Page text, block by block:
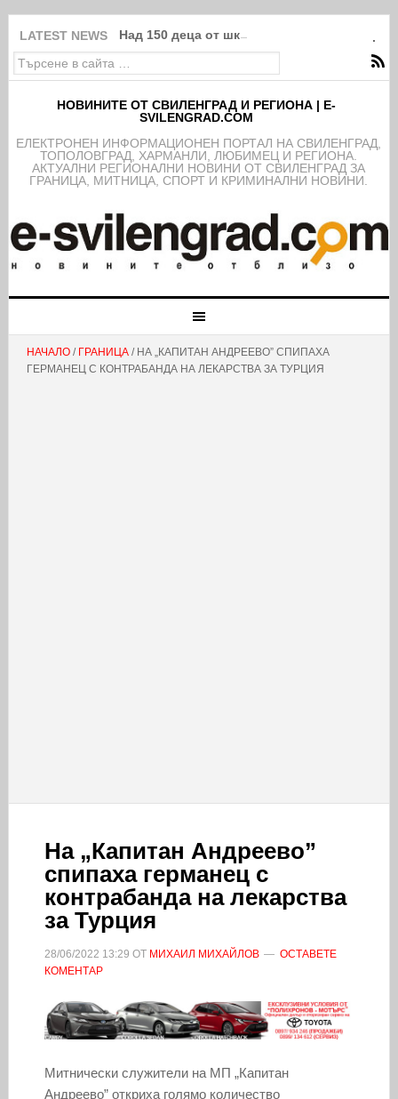
LATEST NEWS Над 150 деца от школата на ФК
НОВИНИТЕ ОТ СВИЛЕНГРАД И РЕГИОНА | E-
SVILENGRAD.COM
EЛЕКТРОНЕН ИНФОРМАЦИОНЕН ПОРТАЛ НА СВИЛЕНГРАД,
ТОПОЛОВГРАД, ХАРМАНЛИ, ЛЮБИМЕЦ И РЕГИОНА.
АКТУАЛНИ РЕГИОНАЛНИ НОВИНИ ОТ СВИЛЕНГРАД ЗА
ГРАНИЦА, МИТНИЦА, СПОРТ И КРИМИНАЛНИ НОВИНИ.
НАЧАЛО/ ГРАНИЦА/ НА „КАПИТАН АНДРЕЕВО” СПИПАХА
ГЕРМАНЕЦ С КОНТРАБАНДА НА ЛЕКАРСТВА ЗА ТУРЦИЯ
На „Капитан Андреево”
спипаха германец с
контрабанда на лекарства
за Турция
28/06/2022 13:29 ОТ МИХАИЛ МИХАЙЛОВ
ОСТАВЕТЕ
КОМЕНТАР
Митнически служители на МП „Капитан
Андреево” откриха голямо количество